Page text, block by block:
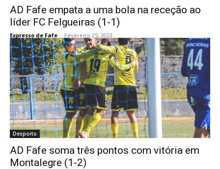
AD Fafe empata a uma bola na receção ao
líder FC Felgueiras (1-1)
Expresso de Fafe - Fevereiro 25, 2023
Desporto
AD Fafe soma três pontos com vitória em
Montalegre (1-2)